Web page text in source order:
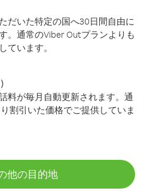
だいた特定の国へ30日間自由に
。通常のViber Outプランよりも
ています。
料が毎月自動更新されます。通
割引いた価格でご提供していま
他の目的地